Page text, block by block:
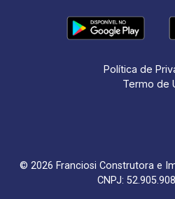
Política de
Termo de
© 2026 Franciosi Construtora e
CNPJ: